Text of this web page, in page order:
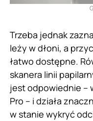
Trzeba jednak
leży w dłoni, a
łatwo dostępne.
skanera linii
jest odpowiednie –
Pro – i działa
w stanie wykryć